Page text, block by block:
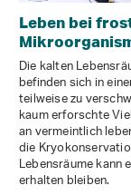
Leben bei
Die kalten
befinden sich in
teilweise zu
kaum erforschte
an vermeintlich
die
Lebensräume kann
erhalten bleiben.